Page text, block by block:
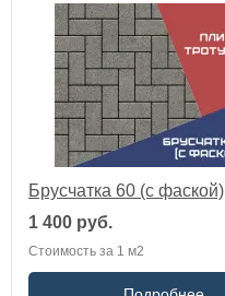
Брусчатка 60 (с фаской)
1 400 руб.
Стоимость за 1 м2